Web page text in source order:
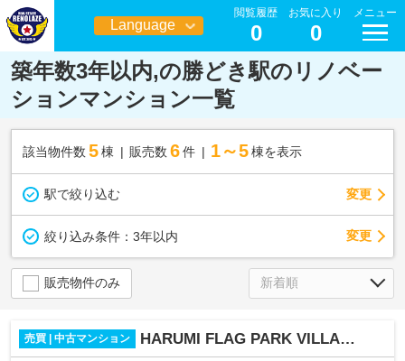
Language
日本語
閲覧履歴
0
お気に入り
0
メニュー
築年数3年以内,の勝どき駅のリノベー
ションマンション一覧
該当物件数 5棟 販売数 6 件 1～5 棟を表示
駅で絞り込む 変更
絞り込み条件： 3年以内 変更
販売物件のみ
売買 | 中古マンション HARUMI FLAG PARK VILLAGE T棟